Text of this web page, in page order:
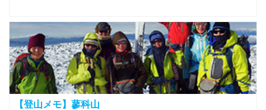
【登山メモ】蓼科山